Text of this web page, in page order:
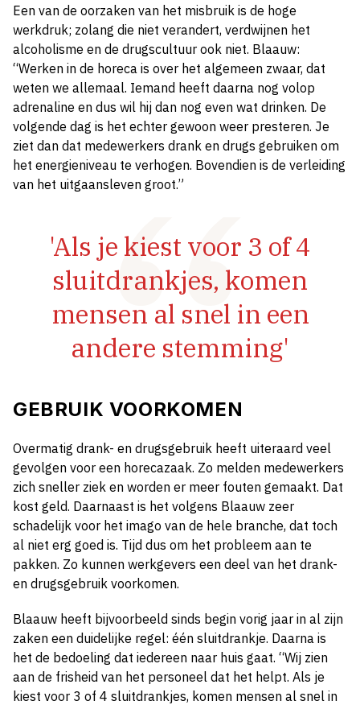
Een van de oorzaken van het misbruik is de hoge
werkdruk; zolang die niet verandert, verdwijnen het
alcoholisme en de drugscultuur ook niet. Blaauw:
“Werken in de horeca is over het algemeen zwaar, dat
weten we allemaal. Iemand heeft daarna nog volop
adrenaline en dus wil hij dan nog even wat drinken. De
volgende dag is het echter gewoon weer presteren. Je
ziet dan dat medewerkers drank en drugs gebruiken om
het energieniveau te verhogen. Bovendien is de verleiding
van het uitgaansleven groot.”
'Als je kiest voor 3 of 4
sluitdrankjes, komen
mensen al snel in een
andere stemming'
GEBRUIK VOORKOMEN
Overmatig drank- en drugsgebruik heeft uiteraard veel
gevolgen voor een horecazaak. Zo melden medewerkers
zich sneller ziek en worden er meer fouten gemaakt. Dat
kost geld. Daarnaast is het volgens Blaauw zeer
schadelijk voor het imago van de hele branche, dat toch
al niet erg goed is. Tijd dus om het probleem aan te
pakken. Zo kunnen werkgevers een deel van het drank-
en drugsgebruik voorkomen.
Blaauw heeft bijvoorbeeld sinds begin vorig jaar in al zijn
zaken een duidelijke regel: één sluitdrankje. Daarna is
het de bedoeling dat iedereen naar huis gaat. “Wij zien
aan de frisheid van het personeel dat het helpt. Als je
kiest voor 3 of 4 sluitdrankjes, komen mensen al snel in